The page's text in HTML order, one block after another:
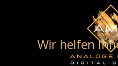
Wir helfen